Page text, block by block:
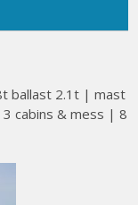
ballast 2.1t | mast
cabins & mess | 8